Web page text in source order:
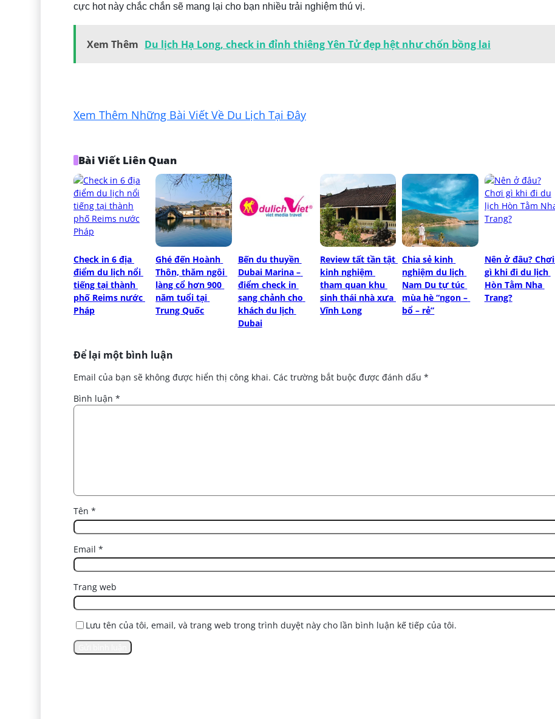
cực hot này chắc chắn sẽ mang lại cho bạn nhiều trải nghiệm thú vị.
Xem Thêm Du lịch Hạ Long, check in đỉnh thiêng Yên Tử đẹp hệt như chốn bồng lai
Xem Thêm Những Bài Viết Về Du Lịch Tại Đây
Bài Viết Liên Quan
Check in 6 địa
điểm du lịch nổi
tiếng tại thành
phố Reims nước
Pháp
Ghé đến Hoành
Thôn, thăm ngôi
làng cổ hơn 900
năm tuổi tại
Trung Quốc
Bến du thuyền
Dubai Marina –
điểm check in
sang chảnh cho
khách du lịch
Dubai
Review tất tần tật
kinh nghiệm
tham quan khu
sinh thái nhà xưa
Vĩnh Long
Chia sẻ kinh
nghiệm du lịch
Nam Du tự túc
mùa hè “ngon –
bổ – rẻ”
Nên ở đâu? Chơi
gì khi đi du lịch
Hòn Tằm Nha
Trang?
Để lại một bình luận
Email của bạn sẽ không được hiển thị công khai. Các trường bắt buộc được đánh dấu *
Bình luận *
Tên *
Email *
Trang web
Lưu tên của tôi, email, và trang web trong trình duyệt này cho lần bình luận kế tiếp của tôi.